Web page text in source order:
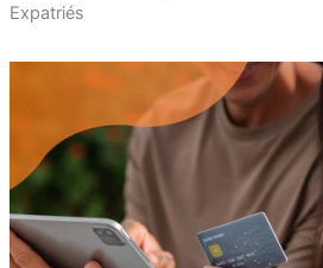
Expatriés